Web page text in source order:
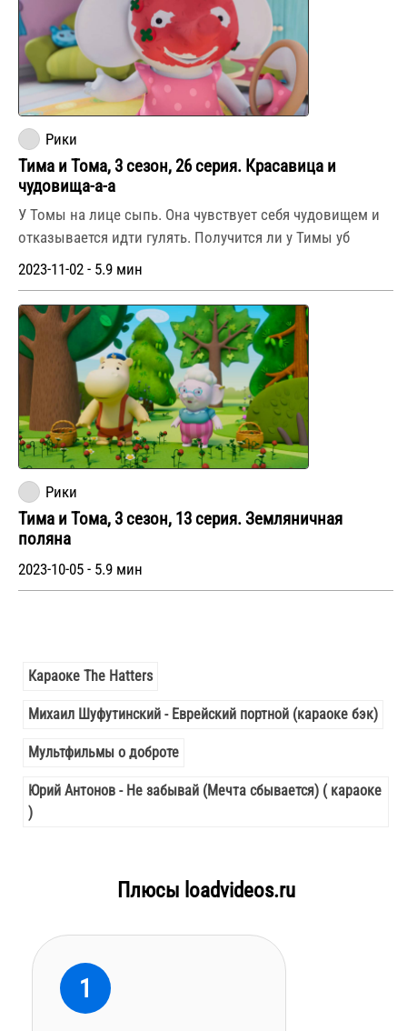
Рики
Тима и Тома, 3 сезон, 26 серия. Красавица и
чудовища-а-а
У Томы на лице сыпь. Она чувствует себя чудовищем и
отказывается идти гулять. Получится ли у Тимы уб
2023-11-02 - 5.9 мин
Рики
Тима и Тома, 3 сезон, 13 серия. Земляничная
поляна
2023-10-05 - 5.9 мин
Караоке The Hatters
Михаил Шуфутинский - Еврейский портной (караоке бэк)
Мультфильмы о доброте
Юрий Антонов - Не забывай (Мечта сбывается) ( караоке
)
Плюсы loadvideos.ru
1